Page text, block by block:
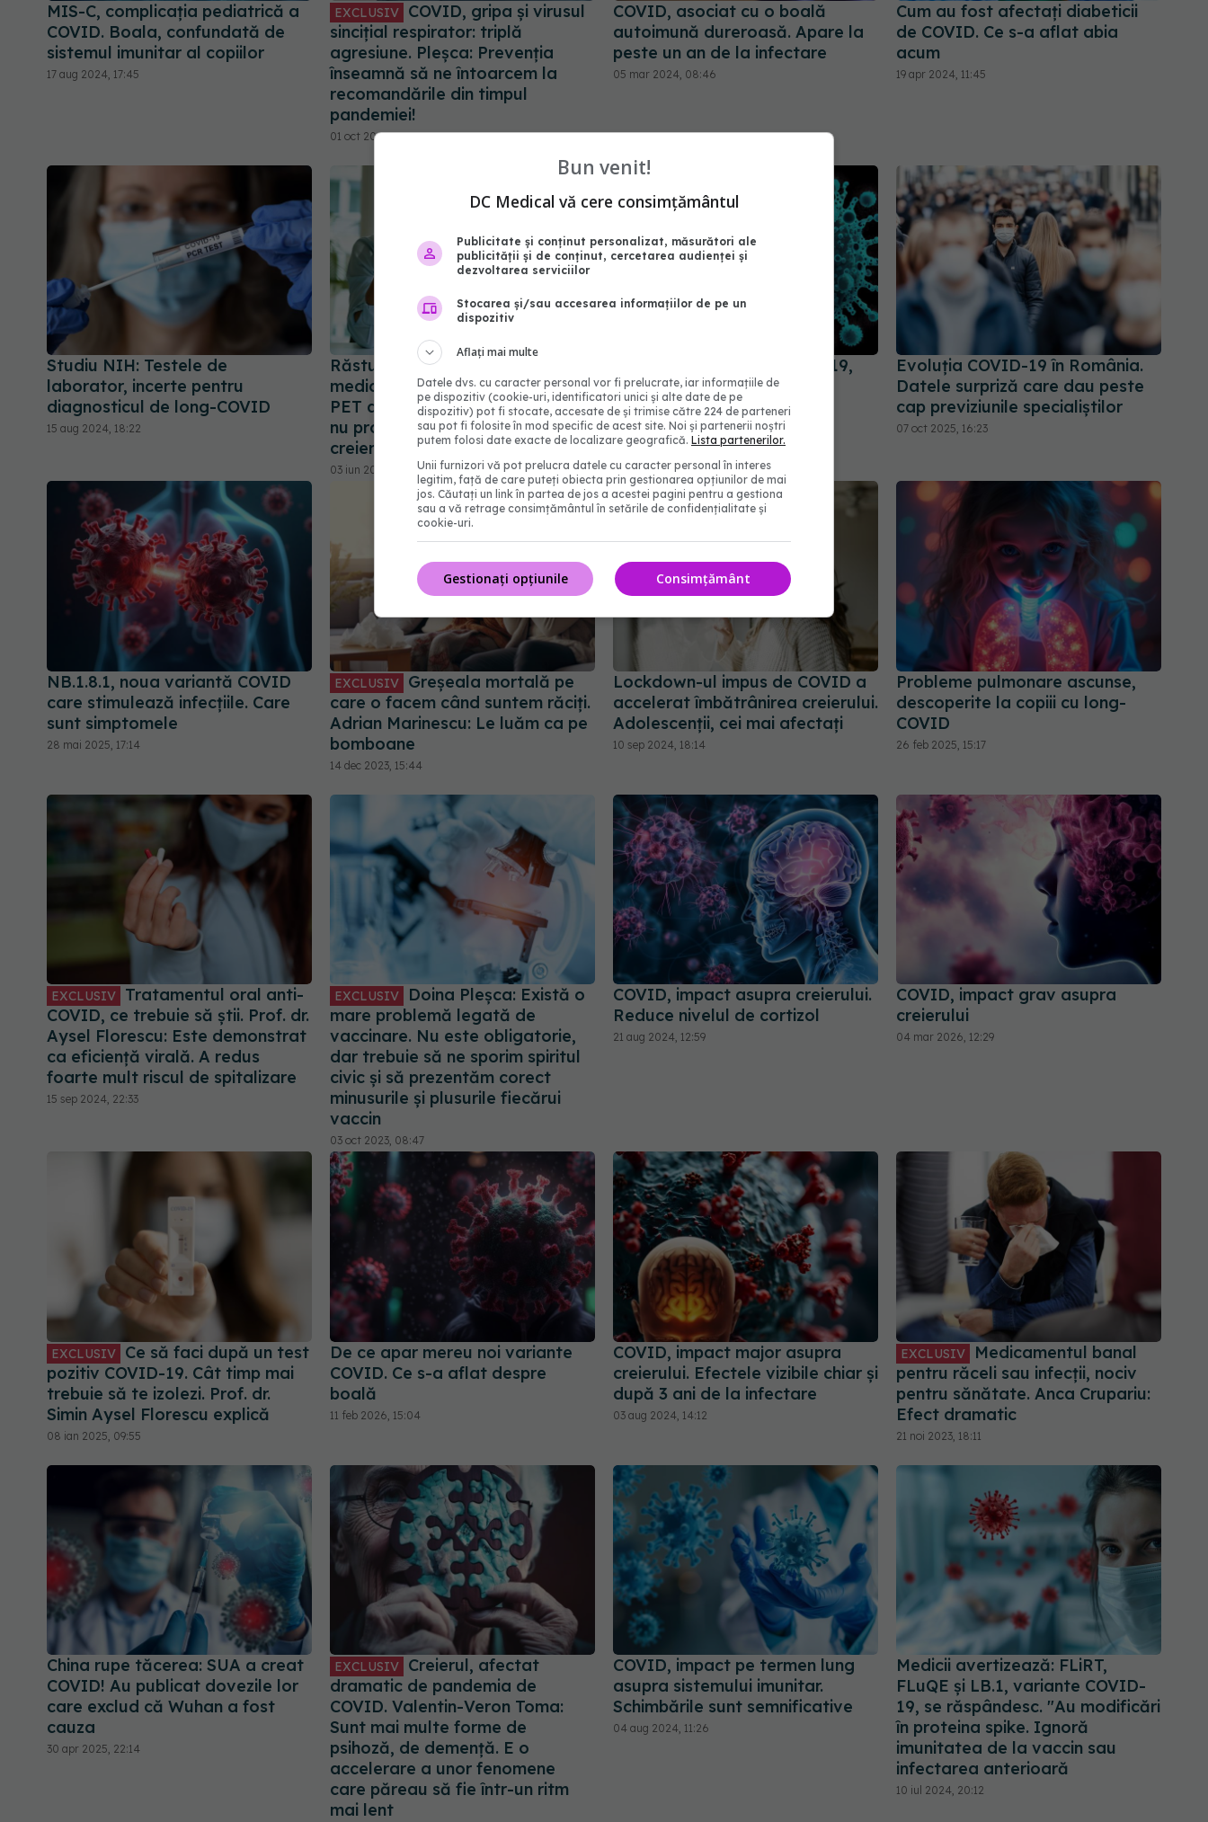
MIS-C, complicația pediatrică a
COVID. Boala, confundată de
sistemul imunitar al copiilor
17 aug 2024, 17:45
EXCLUSIV
COVID, gripa și virusul
sincițial respirator: triplă
agresiune. Pleșca: Prevenția
înseamnă să ne întoarcem la
recomandările din timpul
pandemiei!
01 oct 2023, 10:48
COVID, asociat cu o boală
autoimună dureroasă. Apare la
peste un an de la infectare
05 mar 2024, 08:46
Cum au fost afectați diabeticii
de COVID. Ce s-a aflat abia
acum
19 apr 2024, 11:45
Studiu NIH: Testele de
laborator, incerte pentru
diagnosticul de long-COVID
15 aug 2024, 18:22
Răsturnare de situație în
medicina post-COVID. Scanările
PET arată că oboseala cronică
nu provine din inflamația
creierului
03 iun 2026, 22:38
Formele ușoare de COVID-19,
impact asupra inimii
20 sep 2025, 20:17
Evoluția COVID-19 în România.
Datele surpriză care dau peste
cap previziunile specialiștilor
07 oct 2025, 16:23
NB.1.8.1, noua variantă COVID
care stimulează infecțiile. Care
sunt simptomele
28 mai 2025, 17:14
EXCLUSIV
Greșeala mortală pe
care o facem când suntem răciți.
Adrian Marinescu: Le luăm ca pe
bomboane
14 dec 2023, 15:44
Lockdown-ul impus de COVID a
accelerat îmbătrânirea creierului.
Adolescenții, cei mai afectați
10 sep 2024, 18:14
Probleme pulmonare ascunse,
descoperite la copiii cu long-
COVID
26 feb 2025, 15:17
EXCLUSIV
Tratamentul oral anti-
COVID, ce trebuie să știi. Prof. dr.
Aysel Florescu: Este demonstrat
ca eficiență virală. A redus
foarte mult riscul de spitalizare
15 sep 2024, 22:33
EXCLUSIV
Doina Pleșca: Există o
mare problemă legată de
vaccinare. Nu este obligatorie,
dar trebuie să ne sporim spiritul
civic și să prezentăm corect
minusurile și plusurile fiecărui
vaccin
03 oct 2023, 08:47
COVID, impact asupra creierului.
Reduce nivelul de cortizol
21 aug 2024, 12:59
COVID, impact grav asupra
creierului
04 mar 2026, 12:29
EXCLUSIV
Ce să faci după un test
pozitiv COVID-19. Cât timp mai
trebuie să te izolezi. Prof. dr.
Simin Aysel Florescu explică
08 ian 2025, 09:55
De ce apar mereu noi variante
COVID. Ce s-a aflat despre
boală
11 feb 2026, 15:04
COVID, impact major asupra
creierului. Efectele vizibile chiar și
după 3 ani de la infectare
03 aug 2024, 14:12
EXCLUSIV
Medicamentul banal
pentru răceli sau infecții, nociv
pentru sănătate. Anca Crupariu:
Efect dramatic
21 noi 2023, 18:11
China rupe tăcerea: SUA a creat
COVID! Au publicat dovezile lor
care exclud că Wuhan a fost
cauza
30 apr 2025, 22:14
EXCLUSIV
Creierul, afectat
dramatic de pandemia de
COVID. Valentin-Veron Toma:
Sunt mai multe forme de
psihoză, de demență. E o
accelerare a unor fenomene
care păreau să fie într-un ritm
mai lent
COVID, impact pe termen lung
asupra sistemului imunitar.
Schimbările sunt semnificative
04 aug 2024, 11:26
Medicii avertizează: FLiRT,
FLuQE și LB.1, variante COVID-
19, se răspândesc. "Au modificări
în proteina spike. Ignoră
imunitatea de la vaccin sau
infectarea anterioară
10 iul 2024, 20:12
Bun venit!
DC Medical vă cere consimțământul
Publicitate și conținut personalizat, măsurători ale
publicității și de conținut, cercetarea audienței și
dezvoltarea serviciilor
Stocarea și/sau accesarea informațiilor de pe un
dispozitiv
Aflați mai multe
Datele dvs. cu caracter personal vor fi prelucrate, iar informațiile de
pe dispozitiv (cookie-uri, identificatori unici și alte date de pe
dispozitiv) pot fi stocate, accesate de și trimise către 224 de parteneri
sau pot fi folosite în mod specific de acest site. Noi și partenerii noștri
putem folosi date exacte de localizare geografică. Lista partenerilor.
Unii furnizori vă pot prelucra datele cu caracter personal în interes
legitim, față de care puteți obiecta prin gestionarea opțiunilor de mai
jos. Căutați un link în partea de jos a acestei pagini pentru a gestiona
sau a vă retrage consimțământul în setările de confidențialitate și
cookie-uri.
Consimțământ
Gestionați opțiunile